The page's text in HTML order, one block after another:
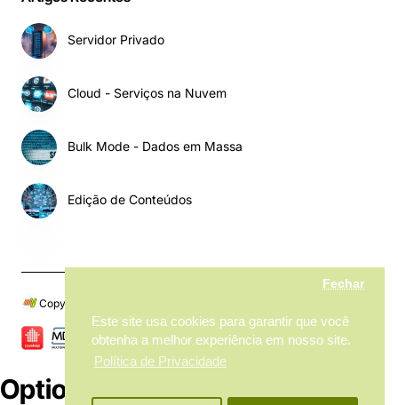
Este site usa cookies para garantir que você
obtenha a melhor experiência em nosso site.
Política de Privacidade
Fechar
Servidor Privado
Cloud - Serviços na Nuvem
Bulk Mode - Dados em Massa
Edição de Conteúdos
Copyright © 2024, My MarketPlace, Todos os Direitos Reservados
Options